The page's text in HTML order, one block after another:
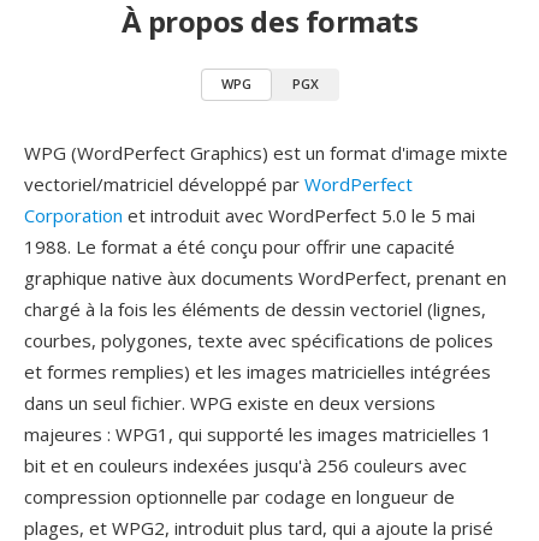
À propos des formats
WPG PGX
WPG (WordPerfect Graphics) est un format d'image mixte
vectoriel/matriciel développé par WordPerfect
Corporation et introduit avec WordPerfect 5.0 le 5 mai
1988. Le format a été conçu pour offrir une capacité
graphique native àux documents WordPerfect, prenant en
chargé à la fois les éléments de dessin vectoriel (lignes,
courbes, polygones, texte avec spécifications de polices
et formes remplies) et les images matricielles intégrées
dans un seul fichier. WPG existe en deux versions
majeures : WPG1, qui supporté les images matricielles 1
bit et en couleurs indexées jusqu'à 256 couleurs avec
compression optionnelle par codage en longueur de
plages, et WPG2, introduit plus tard, qui a ajoute la prisé